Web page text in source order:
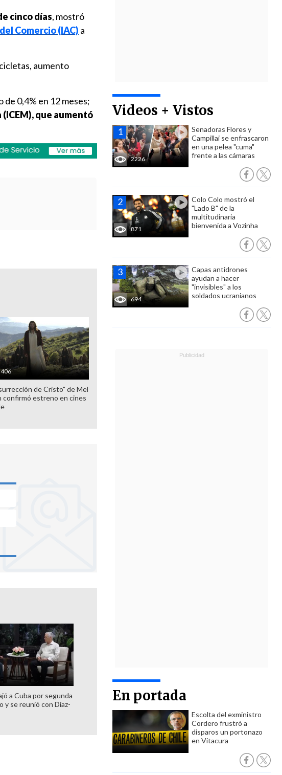
Videos + Vistos
2226
Senadoras Flores y
Campillai se enfrascaron
en una pelea "cuma"
frente a las cámaras
871
Colo Colo mostró el
"Lado B" de la
multitudinaria
bienvenida a Vozinha
694
Capas antidrones
ayudan a hacer
"invisibles" a los
soldados ucranianos
En portada
Escolta del exministro
Cordero frustró a
disparos un portonazo
en Vitacura
cinco días, mostró
Comercio (IAC) a
aumento
0,4% en 12 meses;
que aumentó
de Cristo" de Mel
confirmó estreno en cines
a Cuba por segunda
y se reunió con Díaz-